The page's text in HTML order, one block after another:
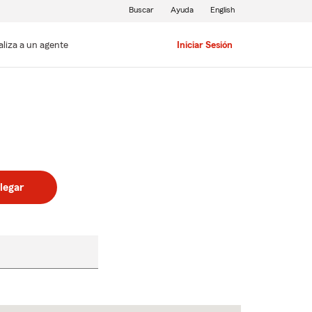
a un agente Iniciar Sesión
Buscar Ayuda English